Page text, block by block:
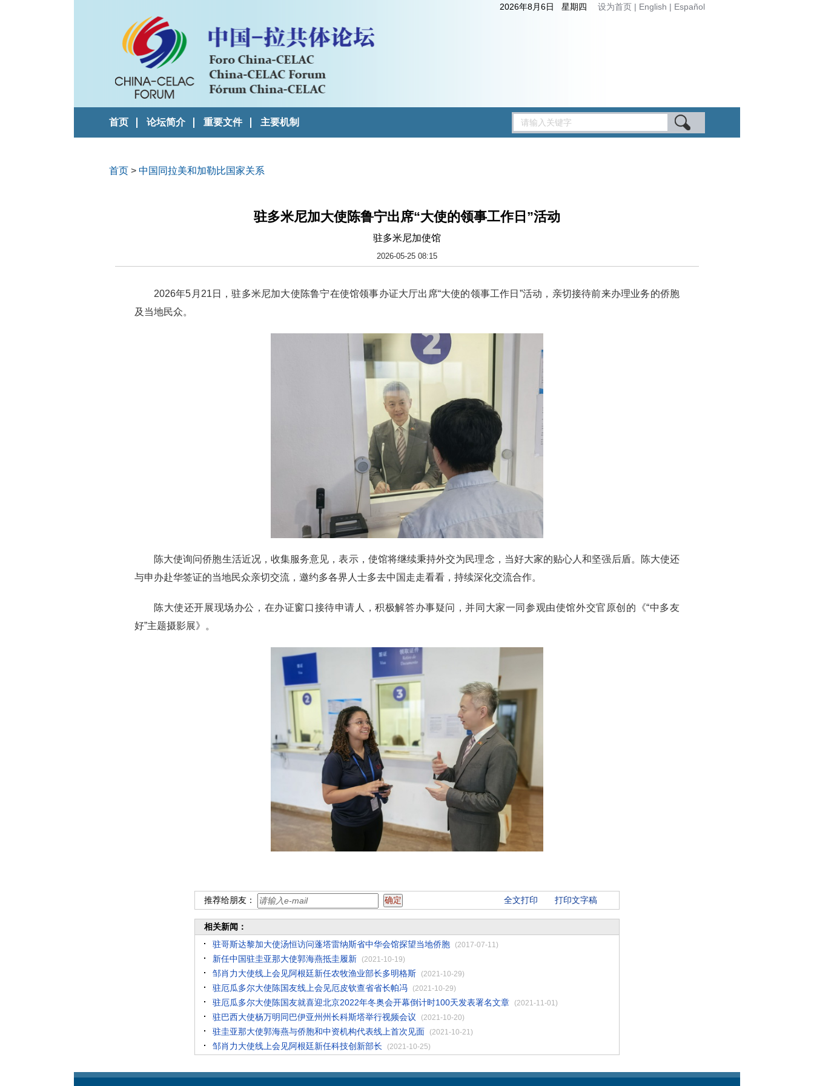
2026年8月6日 星期四 设为首页 | English | Español
首页 论坛简介 重要文件 主要机制
首页 > 中国同拉美和加勒比国家关系
驻多米尼加大使陈鲁宁出席“大使的领事工作日”活动
驻多米尼加使馆
2026-05-25 08:15
2026年5月21日，驻多米尼加大使陈鲁宁在使馆领事办证大厅出席“大使的领事工作日”活动，亲切接待前来办理业务的侨胞
及当地民众。
陈大使询问侨胞生活近况，收集服务意见，表示，使馆将继续秉持外交为民理念，当好大家的贴心人和坚强后盾。陈大使还
与申办赴华签证的当地民众亲切交流，邀约多各界人士多去中国走走看看，持续深化交流合作。
陈大使还开展现场办公，在办证窗口接待申请人，积极解答办事疑问，并同大家一同参观由使馆外交官原创的《“中多友
好”主题摄影展》。
推荐给朋友： 全文打印 打印文字稿
相关新闻：
驻哥斯达黎加大使汤恒访问蓬塔雷纳斯省中华会馆探望当地侨胞
(2017-07-11)
新任中国驻圭亚那大使郭海燕抵圭履新 (2021-10-19)
邹肖力大使线上会见阿根廷新任农牧渔业部长多明格斯 (2021-10-29)
驻厄瓜多尔大使陈国友线上会见厄皮钦查省省长帕冯 (2021-10-29)
驻厄瓜多尔大使陈国友就喜迎北京2022年冬奥会开幕倒计时100天发表署名文章 (2021-11-01)
驻巴西大使杨万明同巴伊亚州州长科斯塔举行视频会议 (2021-10-20)
驻圭亚那大使郭海燕与侨胞和中资机构代表线上首次见面 (2021-10-21)
邹肖力大使线上会见阿根廷新任科技创新部长 (2021-10-25)